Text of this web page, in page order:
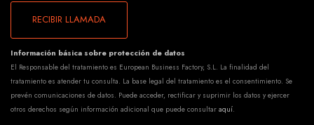
RECIBIR LLAMADA
Información básica sobre protección de datos
El Responsable del tratamiento es European Business Factory, S.L. La finalidad del
tratamiento es atender tu consulta. La base legal del tratamiento es el consentimiento. Se
prevén comunicaciones de datos. Puede acceder, rectificar y suprimir los datos y ejercer
otros derechos según información adicional que puede consultar aquí.